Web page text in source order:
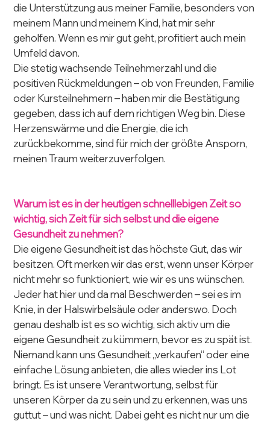
die Unterstützung aus meiner Familie, besonders von
meinem Mann und meinem Kind, hat mir sehr
geholfen. Wenn es mir gut geht, profitiert auch mein
Umfeld davon.
Die stetig wachsende Teilnehmerzahl und die
positiven Rückmeldungen – ob von Freunden, Familie
oder Kursteilnehmern – haben mir die Bestätigung
gegeben, dass ich auf dem richtigen Weg bin. Diese
Herzenswärme und die Energie, die ich
zurückbekomme, sind für mich der größte Ansporn,
meinen Traum weiterzuverfolgen.
Warum ist es in der heutigen schnelllebigen Zeit so
wichtig, sich Zeit für sich selbst und die eigene
Gesundheit zu nehmen?
Die eigene Gesundheit ist das höchste Gut, das wir
besitzen. Oft merken wir das erst, wenn unser Körper
nicht mehr so funktioniert, wie wir es uns wünschen.
Jeder hat hier und da mal Beschwerden – sei es im
Knie, in der Halswirbelsäule oder anderswo. Doch
genau deshalb ist es so wichtig, sich aktiv um die
eigene Gesundheit zu kümmern, bevor es zu spät ist.
Niemand kann uns Gesundheit „verkaufen“ oder eine
einfache Lösung anbieten, die alles wieder ins Lot
bringt. Es ist unsere Verantwortung, selbst für
unseren Körper da zu sein und zu erkennen, was uns
guttut – und was nicht. Dabei geht es nicht nur um die